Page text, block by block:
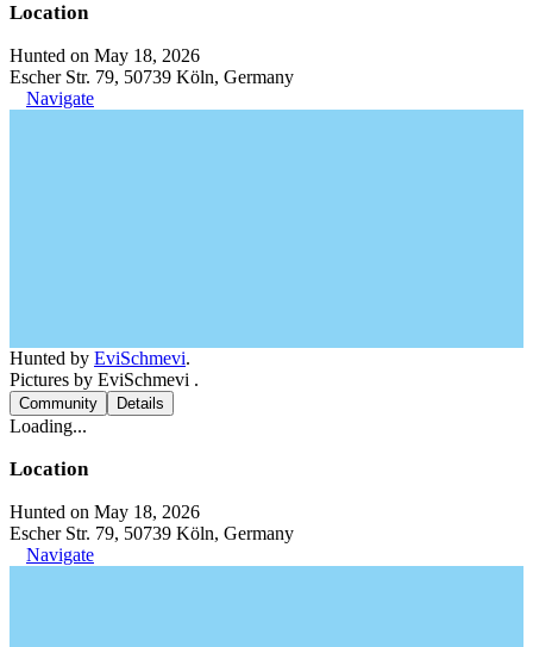
Location
Hunted on May 18, 2026
Escher Str. 79, 50739 Köln, Germany
Navigate
Hunted by EviSchmevi.
Pictures by EviSchmevi .
Community Details
Loading...
Location
Hunted on May 18, 2026
Escher Str. 79, 50739 Köln, Germany
Navigate